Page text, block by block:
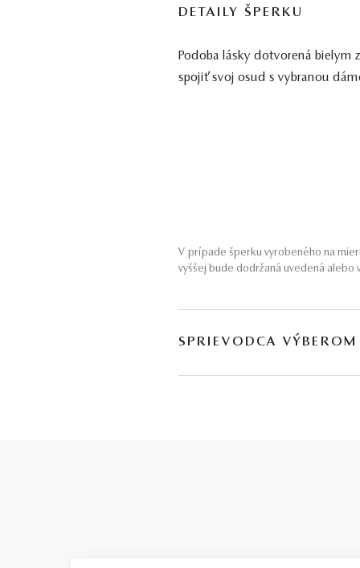
DETAILY ŠPERKU
Podoba lásky dotvorená bielym
spojiť svoj osud s vybranou
V prípade šperku vyrobeného na
vyššej bude dodržaná uvedená
SPRIEVODCA
parametre sú rovnaké ako pri stupni
výraznými viditeľnými nedostatkami.